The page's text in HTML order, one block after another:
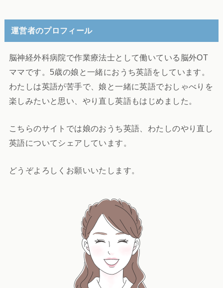
運営者のプロフィール
脳神経外科病院で作業療法士として働いている脳外OT
ママです。5歳の娘と一緒におうち英語をしています。
わたしは英語が苦手で、娘と一緒に英語でおしゃべりを
楽しみたいと思い、やり直し英語もはじめました。
こちらのサイトでは娘のおうち英語、わたしのやり直し
英語についてシェアしています。
どうぞよろしくお願いいたします。